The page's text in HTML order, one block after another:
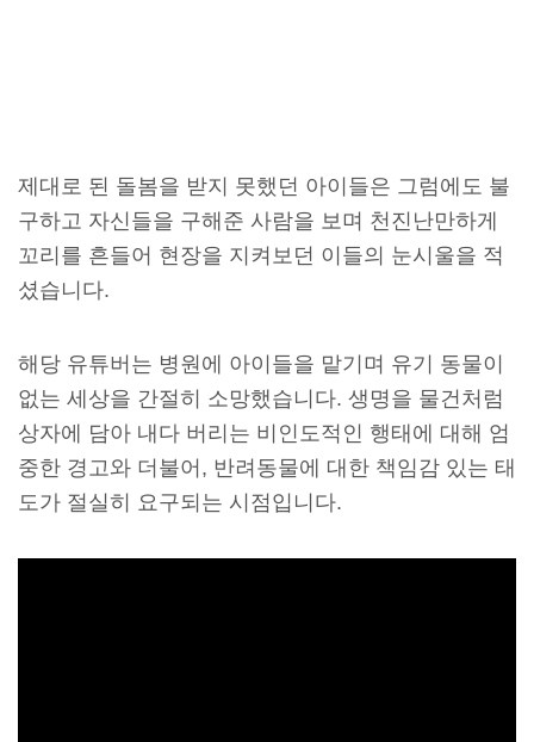
제대로 된 돌봄을 받지 못했던 아이들은 그럼에도 불
구하고 자신들을 구해준 사람을 보며 천진난만하게
꼬리를 흔들어 현장을 지켜보던 이들의 눈시울을 적
셨습니다.
해당 유튜버는 병원에 아이들을 맡기며 유기 동물이
없는 세상을 간절히 소망했습니다. 생명을 물건처럼
상자에 담아 내다 버리는 비인도적인 행태에 대해 엄
중한 경고와 더불어, 반려동물에 대한 책임감 있는 태
도가 절실히 요구되는 시점입니다.